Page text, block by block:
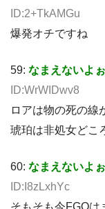
ID:2+TkAMGu
爆発オチですね
59: なまえないよ
ID:WrWIDwv8
ロアは物の死の線
琥珀は非処女どこ
60: なまえないよ
ID:I8zLxhYc
そもそも今FGOは